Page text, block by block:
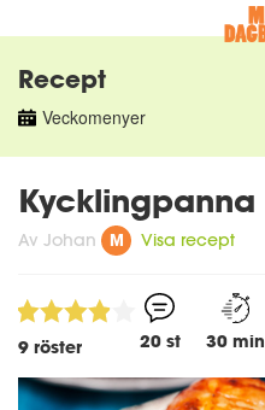
Recept
Veckomenyer
Kycklingpanna
Av Johan M Visa recept
9 röster 20 st 30 min